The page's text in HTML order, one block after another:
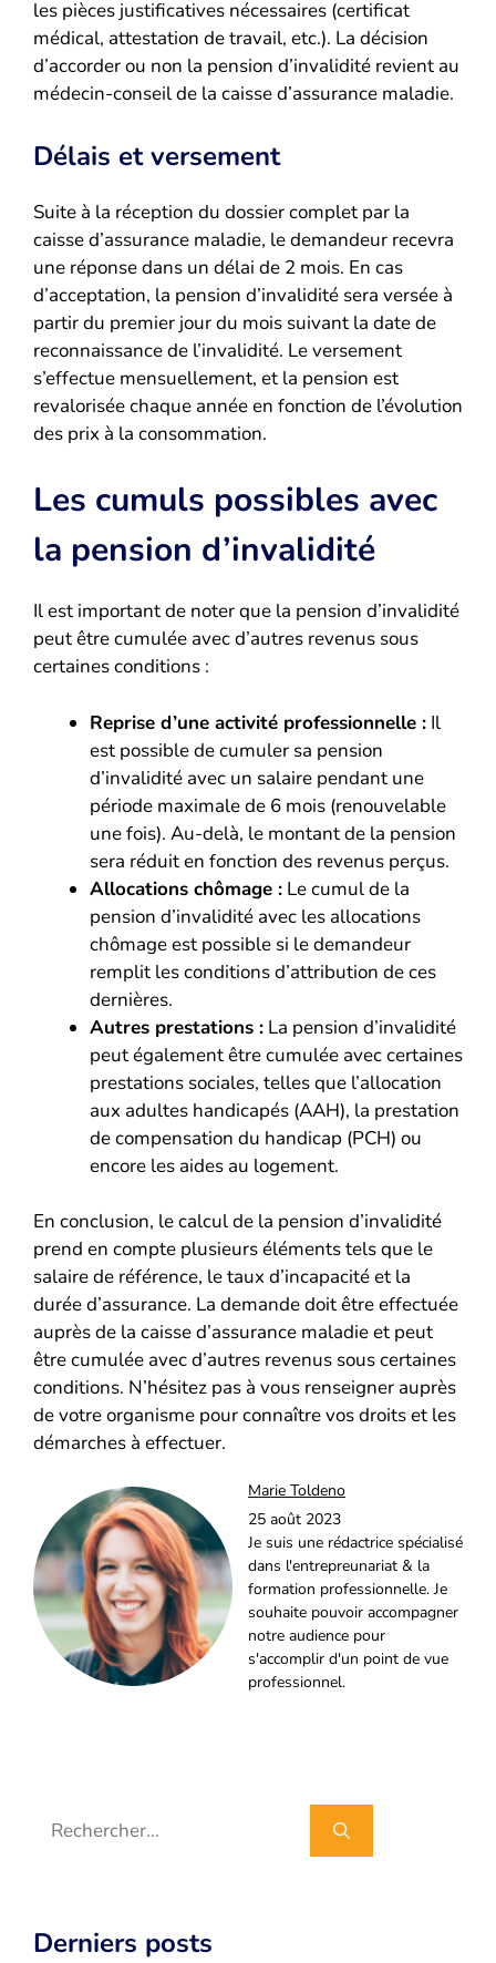
les pièces justificatives nécessaires (certificat
médical, attestation de travail, etc.). La décision
d’accorder ou non la pension d’invalidité revient au
médecin-conseil de la caisse d’assurance maladie.
Délais et versement
Suite à la réception du dossier complet par la
caisse d’assurance maladie, le demandeur recevra
une réponse dans un délai de 2 mois. En cas
d’acceptation, la pension d’invalidité sera versée à
partir du premier jour du mois suivant la date de
reconnaissance de l’invalidité. Le versement
s’effectue mensuellement, et la pension est
revalorisée chaque année en fonction de l’évolution
des prix à la consommation.
Les cumuls possibles avec
la pension d’invalidité
Il est important de noter que la pension d’invalidité
peut être cumulée avec d’autres revenus sous
certaines conditions :
Reprise d’une activité professionnelle : Il
est possible de cumuler sa pension
d’invalidité avec un salaire pendant une
période maximale de 6 mois (renouvelable
une fois). Au-delà, le montant de la pension
sera réduit en fonction des revenus perçus.
Allocations chômage : Le cumul de la
pension d’invalidité avec les allocations
chômage est possible si le demandeur
remplit les conditions d’attribution de ces
dernières.
Autres prestations : La pension d’invalidité
peut également être cumulée avec certaines
prestations sociales, telles que l’allocation
aux adultes handicapés (AAH), la prestation
de compensation du handicap (PCH) ou
encore les aides au logement.
En conclusion, le calcul de la pension d’invalidité
prend en compte plusieurs éléments tels que le
salaire de référence, le taux d’incapacité et la
durée d’assurance. La demande doit être effectuée
auprès de la caisse d’assurance maladie et peut
être cumulée avec d’autres revenus sous certaines
conditions. N’hésitez pas à vous renseigner auprès
de votre organisme pour connaître vos droits et les
démarches à effectuer.
Marie Toldeno
25 août 2023
Je suis une rédactrice spécialisé
dans l'entrepreunariat & la
formation professionnelle. Je
souhaite pouvoir accompagner
notre audience pour
s'accomplir d'un point de vue
professionnel.
Rechercher :
Derniers posts